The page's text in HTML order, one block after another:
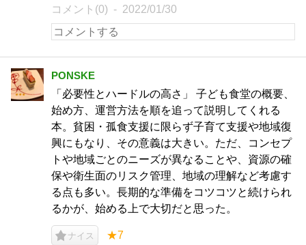
コメント(0) 2022/01/30
PONSKE
「必要性とハードルの高さ」 子ども食堂の概要、
始め方、運営方法を順を追って説明してくれる
本。貧困・孤食支援に限らず子育て支援や地域復
興にもなり、その意義は大きい。ただ、コンセプ
トや地域ごとのニーズが異なることや、資源の確
保や衛生面のリスク管理、地域の理解など考慮す
る点も多い。長期的な準備をコツコツと続けられ
るかが、始める上で大切だと思った。
ナイス ★7